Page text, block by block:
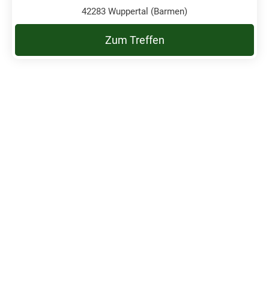
42283 Wuppertal (Barmen)
Zum Treffen